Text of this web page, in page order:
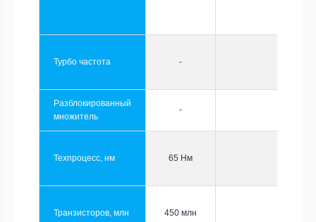
Турбо частота -
Разблокированный
множитель
-
Техпроцесс, нм 65 Нм
Транзисторов, млн 450 млн